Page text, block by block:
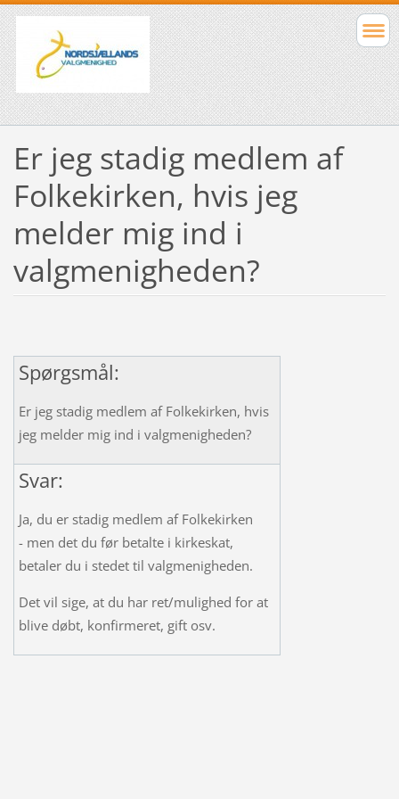
Er jeg stadig medlem af
Folkekirken, hvis jeg
melder mig ind i
valgmenigheden?
Spørgsmål:
Er jeg stadig medlem af Folkekirken, hvis
jeg melder mig ind i valgmenigheden?
Svar:
Ja, du er stadig medlem af Folkekirken
- men det du før betalte i kirkeskat,
betaler du i stedet til valgmenigheden.
Det vil sige, at du har ret/mulighed for at
blive døbt, konfirmeret, gift osv.